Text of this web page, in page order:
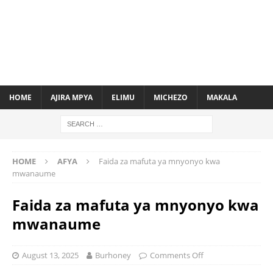
HOME AJIRA MPYA ELIMU MICHEZO MAKALA
HOME AFYA
Faida za mafuta ya mnyonyo kwa
mwanaume
Faida za mafuta ya mnyonyo kwa
mwanaume
August 13, 2025 Burhoney Comments Off